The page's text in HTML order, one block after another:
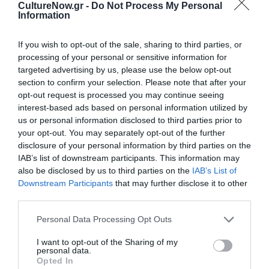
CultureNow.gr - Do Not Process My Personal
Information
If you wish to opt-out of the sale, sharing to third parties, or
processing of your personal or sensitive information for
targeted advertising by us, please use the below opt-out
section to confirm your selection. Please note that after your
opt-out request is processed you may continue seeing
interest-based ads based on personal information utilized by
us or personal information disclosed to third parties prior to
your opt-out. You may separately opt-out of the further
disclosure of your personal information by third parties on the
IAB’s list of downstream participants. This information may
also be disclosed by us to third parties on the IAB’s List of
Downstream Participants that may further disclose it to other
Personal Data Processing Opt Outs
I want to opt-out of the Sharing of my
personal data.
Opted In
ΜΟΥΣΙΚΗ / ΣΥΝΕΝΤΕΥΞΕΙΣ
Χαΐνης Δημήτρης
Όλα τα κομμάτια
μεταμορφώνονται
με την ειλικρινή
αλληλεπίδραση
των ανθρώπων
ΜΟΥΣΙΚΗ / ΜΟΥΣΙΚΑ ΝΕΑ
Σύγχρονης
Μουσικής της
ΕΡΤ στο
Κηποθέατρο
Παπάγου
ΜΟΥΣΙΚΗ / ΜΟΥΣΙΚΑ ΝΕΑ
Μια φορά μονάχα
ζούμε – Κώστας
Γιαννίδης:
Αφιέρωμα στο
θέατρο Ολύμπια